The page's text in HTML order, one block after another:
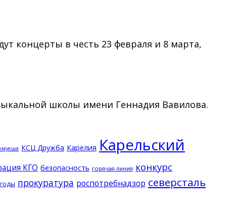
концерты в честь 23 февраля и 8 марта,
школы имени Геннадия Вавилова.
КСЦ Дружба Карелия Карельский
КГО безопасность горячая линия конкурс
прокуратура роспотребнадзор северсталь